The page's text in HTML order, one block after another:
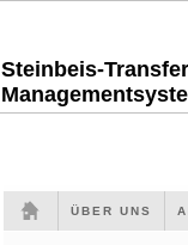
Steinbeis-
ÜBER UNS